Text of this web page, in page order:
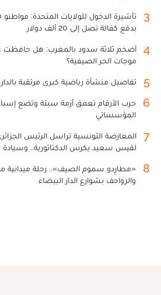
3
بدفع كفالة تصل إلى 20 ألف دولار
4
أضخم ثلاثة سدود بالمغرب: هل حافظت
موجات الحر الصيفية؟
5 تفاصيل منشأة رياضية كبرى مرتقبة بالدار
6
حرب الأرقام تعمق أزمة سبتة وتضع
المؤسساتي
7
المعارضة التونسية تراسل الرئيس
لقيس سعيد يكرس الدكتاتورية..
8
«مطارِدو سموم الصيف».. رحلة ميدانية
والزواحف بشوارع الدار البيضاء